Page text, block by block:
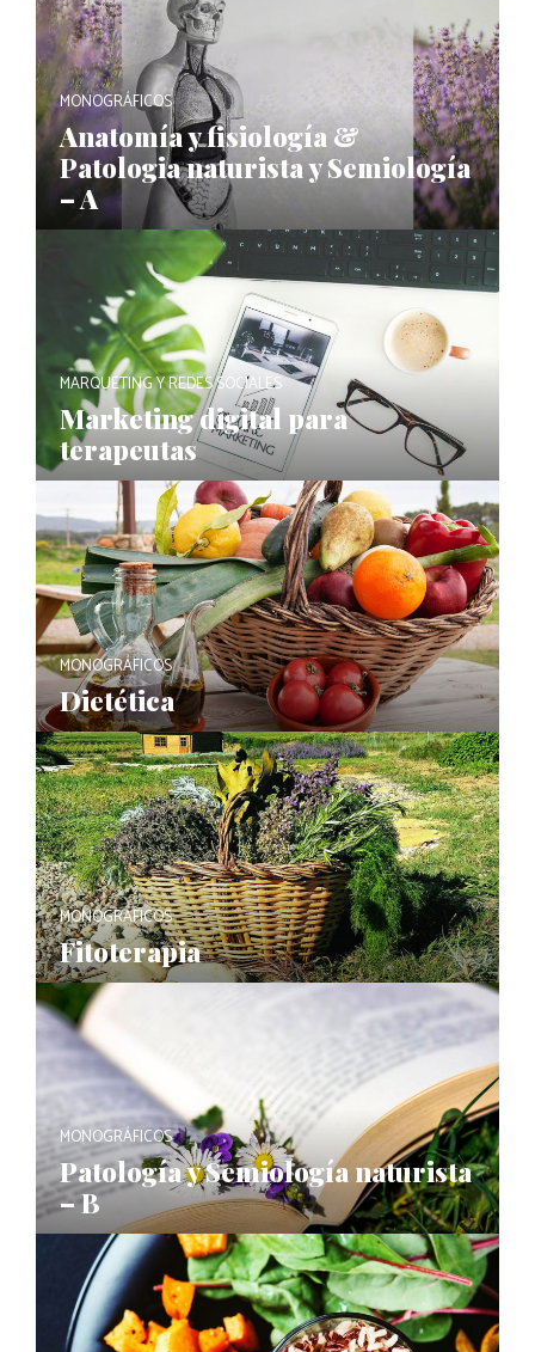
MONOGRÁFICOS
Anatomía y fisiología &
Patologia naturista y Semiología
– A
MARQUETING Y REDES SOCIALES
Marketing digital para
terapeutas
MONOGRÁFICOS
Dietética
MONOGRÁFICOS
Fitoterapia
MONOGRÁFICOS
Patología y Semiología naturista
– B